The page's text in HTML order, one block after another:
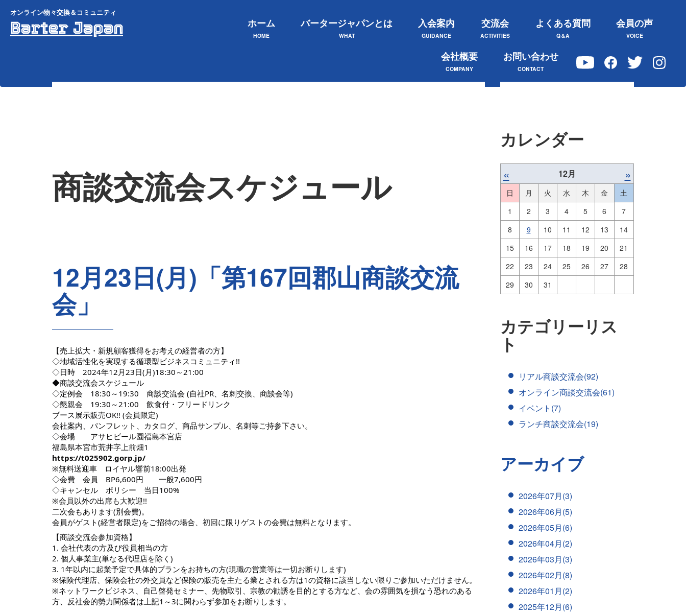
オンライン物々交換＆コミュニティ
Barter Japan ホーム
HOME
バータージャパンとは
WHAT
入会案内
GUIDANCE
交流会
ACTIVITIES
よくある質問
Q＆A
会員の声
VOICE
会社概要
COMPANY
お問い合わせ
CONTACT
商談交流会スケジュール
12月23日(月)「第167回郡山商談交流
会」
【売上拡大・新規顧客獲得をお考えの経営者の方】
◇地域活性化を実現する循環型ビジネスコミュニティ!!
◇日時 2024年12月23日(月)18:30～21:00
◆商談交流会スケジュール
◇定例会 18:30～19:30 商談交流会 (自社PR、名刺交換、商談会等)
◇懇親会 19:30～21:00 飲食付・フリードリンク
ブース展示販売OK!! (会員限定)
会社案内、パンフレット、カタログ、商品サンプル、名刺等ご持参下さい。
◇会場 アサヒビール園福島本宮店
福島県本宮市荒井字上前畑1
https://t025902.gorp.jp/
※無料送迎車 ロイヤル響前18:00出発
◇会費 会員 BP6,600円 一般7,600円
◇キャンセル ポリシー 当日100%
※会員以外の出席も大歓迎!!
二次会もあります(別会費)。
会員がゲスト(経営者限定)をご招待の場合、初回に限りゲストの会費は無料となります。
【商談交流会参加資格】
1. 会社代表の方及び役員相当の方
2. 個人事業主(単なる代理店を除く)
3. 1年以内に起業予定で具体的プランをお持ちの方(現職の営業等は一切お断りします)
※保険代理店、保険会社の外交員など保険の販売を主たる業とされる方は1の資格に該当しない限りご参加いただけません。
※ネットワークビジネス、自己啓発セミナー、先物取引、宗教の勧誘を目的とする方など、会の雰囲気を損なう恐れのある
方、反社会的勢力関係者は上記1～3に関わらず参加をお断りします。
カレンダー
« 12月 »
日 月 火 水 木 金
土
1
2 3 4 5 6
7
8
9 10 11 12 13
14
15
16 17 18 19 20
21
22
23 24 25 26 27
28
29
30 31
カテゴリーリス
ト
リアル商談交流会(92)
オンライン商談交流会(61)
イベント(7)
ランチ商談交流会(19)
アーカイブ
2026年07月(3)
2026年06月(5)
2026年05月(6)
2026年04月(2)
2026年03月(3)
2026年02月(8)
2026年01月(2)
2025年12月(6)